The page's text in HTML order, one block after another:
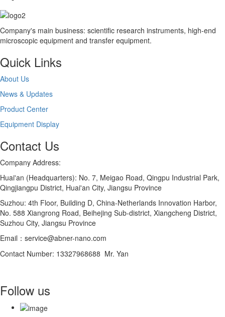
Company's main business: scientific research instruments, high-end
microscopic equipment and transfer equipment.
Quick Links
About Us
News & Updates
Product Center
Equipment Display
Contact Us
Company Address:
Huai'an (Headquarters): No. 7, Meigao Road, Qingpu Industrial Park,
Qingjiangpu District, Huai'an City, Jiangsu Province
Suzhou: 4th Floor, Building D, China-Netherlands Innovation Harbor,
No. 588 Xiangrong Road, Beihejing Sub-district, Xiangcheng District,
Suzhou City, Jiangsu Province
Email：service@abner-nano.com
Contact Number: 13327968688 Mr. Yan
Follow us